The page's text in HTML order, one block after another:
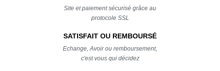
Site et paiement sécurisé grâce au
protocole SSL
SATISFAIT OU REMBOURSÉ
Echange, Avoir ou remboursement,
c'est vous qui décidez